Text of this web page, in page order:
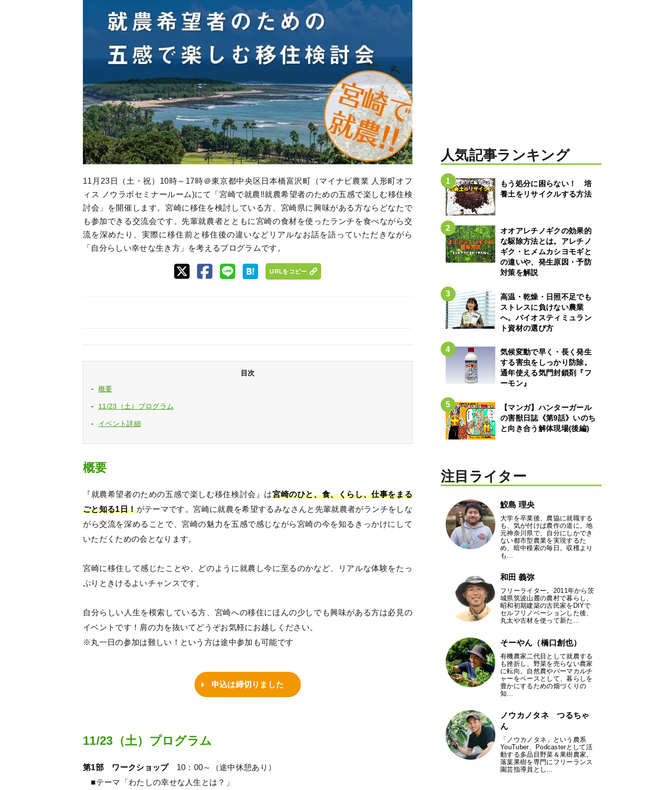
11月23日（土・祝）10時～17時＠東京都中央区日本橋富沢町（マイナビ農業 人形町オフ
ィス ノウラボセミナールーム)にて「宮崎で就農‼就農希望者のための五感で楽しむ移住検
討会」を開催します。宮崎に移住を検討している方、宮崎県に興味がある方ならどなたで
も参加できる交流会です。先輩就農者とともに宮崎の食材を使ったランチを食べながら交
流を深めたり、実際に移住前と移住後の違いなどリアルなお話を語っていただきながら
「自分らしい幸せな生き方」を考えるプログラムです。
URLをコピー
目次
概要
11/23（土）プログラム
イベント詳細
概要
『就農希望者のための五感で楽しむ移住検討会』は宮崎のひと、食、くらし、仕事をまる
ごと知る1日！がテーマです。宮崎に就農を希望するみなさんと先輩就農者がランチをしな
がら交流を深めることで、宮崎の魅力を五感で感じながら宮崎の今を知るきっかけにして
いただくための会となります。
宮崎に移住して感じたことや、どのように就農し今に至るのかなど、リアルな体験をたっ
ぷりときけるよいチャンスです。
自分らしい人生を模索している方、宮崎への移住にほんの少しでも興味がある方は必見の
イベントです！肩の力を抜いてどうぞお気軽にお越しください。
※丸一日の参加は難しい！という方は途中参加も可能です
申込は締切りました
11/23（土）プログラム
第1部 ワークショップ10：00～（途中休憩あり）
■テーマ「わたしの幸せな人生とは？」
人気記事ランキング
もう処分に困らない！ 培
養土をリサイクルする方法
オオアレチノギクの効果的
な駆除方法とは。アレチノ
ギク・ヒメムカシヨモギと
の違いや、発生原因・予防
対策を解説
高温・乾燥・日照不足でも
ストレスに負けない農業
へ。バイオスティミュラン
ト資材の選び方
気候変動で早く・長く発生
する害虫をしっかり防除。
通年使える気門封鎖剤『フ
ーモン』
【マンガ】ハンターガール
の害獣日誌《第9話》いのち
と向き合う解体現場(後編)
注目ライター
鮫島 理央
大学を卒業後、農協に就職する
も、気が付けば農作の道に。地
元神奈川県で、自分にしかでき
ない都市型農業を実現するた
め、暗中模索の毎日。収穫より
も…
和田 義弥
フリーライター。2011年から茨
城県筑波山麓の農村で暮らし、
昭和初期建築の古民家をDIYで
セルフリノベーションした後、
丸太や古材を使って新た…
そーやん（橋口創也）
有機農家二代目として就農する
も挫折し、野菜を売らない農家
に転向。自然農やパーマカルチ
ャーをベースとして、暮らしを
豊かにするための畑づくりの
知…
ノウカノタネ つるちゃ
ん
「ノウカノタネ」という農系
YouTuber、Podcasterとして活
動する多品目野菜＆果樹農家。
落葉果樹を専門にフリーランス
園芸指導員とし…